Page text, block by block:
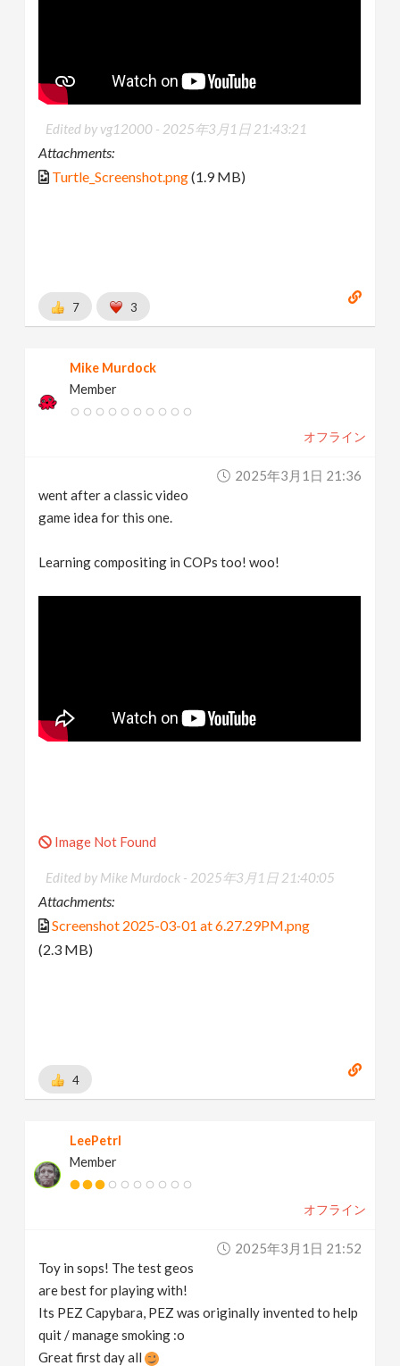
Edited by vg12000 - 2025年3月1日 21:43:21
Attachments:
Turtle_Screenshot.png(1.9 MB)
7 3
Mike Murdock
Member
オフライン
2025年3月1日 21:36
went after a classic video
game idea for this one.
Learning compositing in COPs too! woo!
Image Not Found
Edited by Mike Murdock - 2025年3月1日 21:40:05
Attachments:
Screenshot 2025-03-01 at 6.27.29PM.png
(2.3 MB)
4
LeePetrl
Member
オフライン
2025年3月1日 21:52
Toy in sops! The test geos
are best for playing with!
Its PEZ Capybara, PEZ was originally invented to help
quit / manage smoking :o
Great first day all